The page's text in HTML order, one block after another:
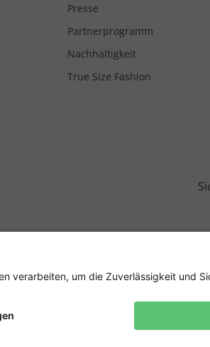
Presse
Partnerprogramm
Nachhaltigkeit
True Size Fashion